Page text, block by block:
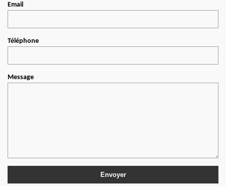
Email
Téléphone
Message